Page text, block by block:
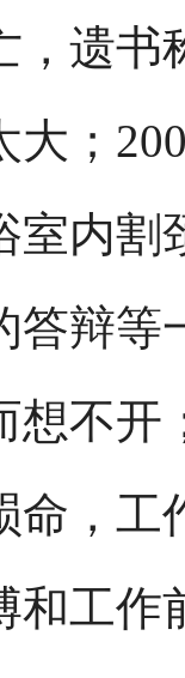
，遗
大；
室内
答辩
想不开
命，工
和工作